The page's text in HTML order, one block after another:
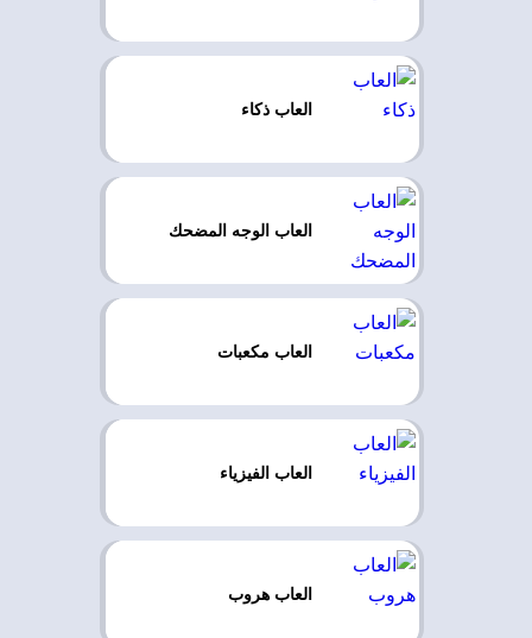
العاب ذكاء
العاب الوجه المضحك
العاب مكعبات
العاب الفيزياء
العاب هروب